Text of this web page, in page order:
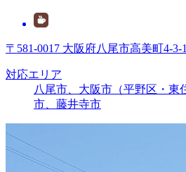
〒581-0017 大阪府八尾市高美町4-3-
対応エリア
八尾市、大阪市（平野区・東
市、藤井寺市